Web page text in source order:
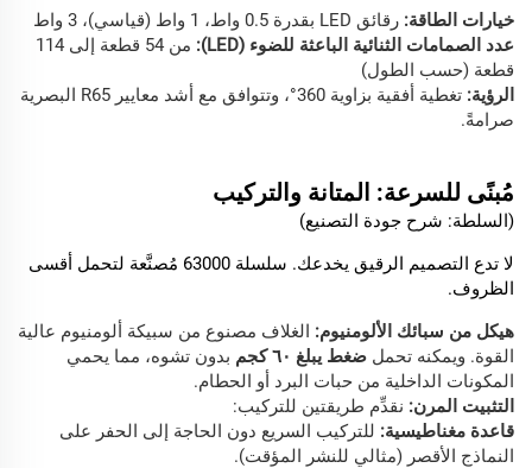
خيارات الطاقة: رقائق LED بقدرة 0.5 واط، 1 واط (قياسي)، 3 واط
عدد الصمامات الثنائية الباعثة للضوء (LED):
من 54 قطعة إلى 114
قطعة (حسب الطول)
الرؤية:
تغطية أفقية بزاوية 360°، وتتوافق مع أشد معايير R65 البصرية
صرامةً.
مُبنًى للسرعة: المتانة والتركيب
(السلطة: شرح جودة التصنيع)
لا تدع التصميم الرقيق يخدعك. سلسلة 63000 مُصنَّعة لتحمل أقسى
الظروف.
هيكل من سبائك الألومنيوم: الغلاف مصنوع من سبيكة ألومنيوم عالية
القوة. ويمكنه تحمل ضغط يبلغ ٦٠ كجم
بدون تشوه، مما يحمي
المكونات الداخلية من حبات البرد أو الحطام.
التثبيت المرن: نقدِّم طريقتين للتركيب:
قاعدة مغناطيسية: للتركيب السريع دون الحاجة إلى الحفر على
النماذج الأقصر (مثالي للنشر المؤقت).